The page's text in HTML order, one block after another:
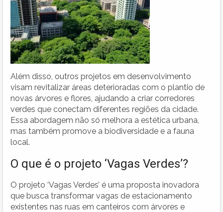
Além disso, outros projetos em desenvolvimento
visam revitalizar áreas deterioradas com o plantio de
novas árvores e flores, ajudando a criar corredores
verdes que conectam diferentes regiões da cidade.
Essa abordagem não só melhora a estética urbana,
mas também promove a biodiversidade e a fauna
local.
O que é o projeto ‘Vagas Verdes’?
O projeto ‘Vagas Verdes’ é uma proposta inovadora
que busca transformar vagas de estacionamento
existentes nas ruas em canteiros com árvores e